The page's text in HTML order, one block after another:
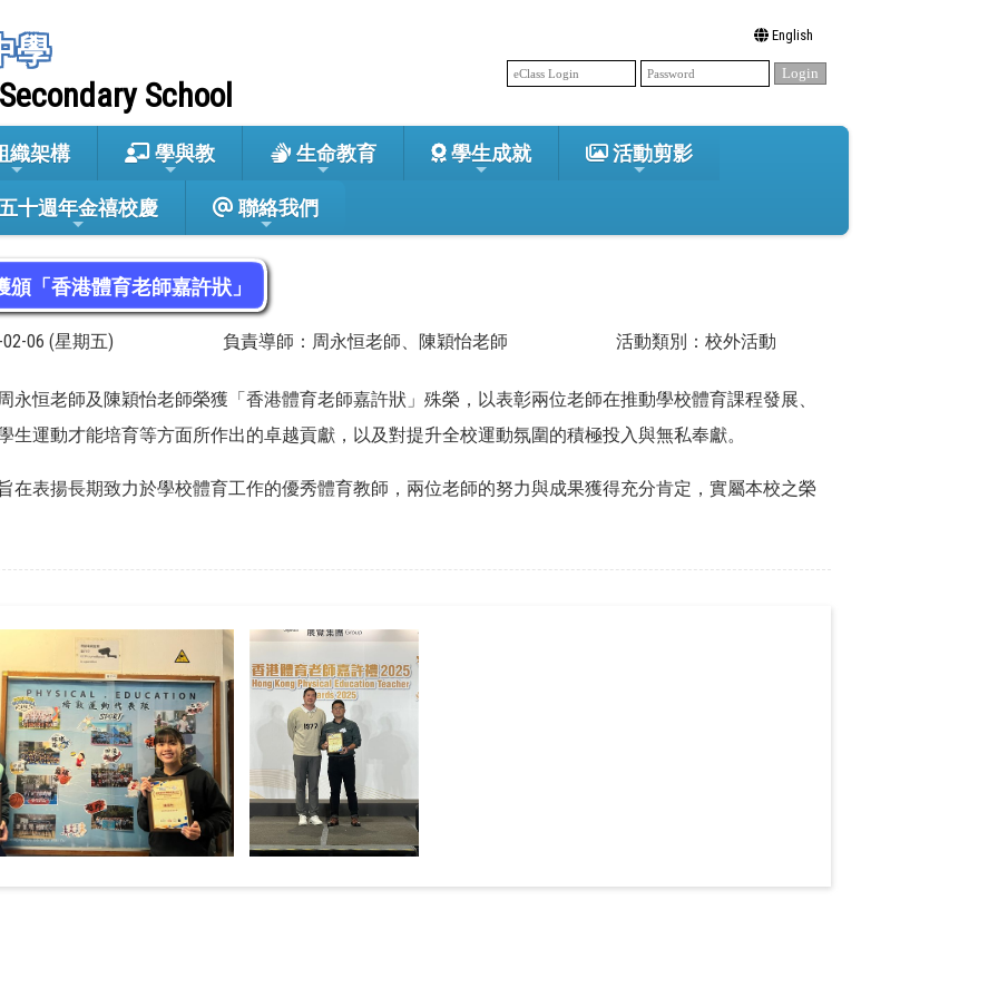
學
School
English
織架構 學與教 生命教育 學生成就 活動剪影
十週年金禧校慶 聯絡我們
頒「香港體育老師嘉許狀」
02-06 (星期五) 負責導師：周永恒老師、陳穎怡老師 活動類別：校外活動
永恒老師及陳穎怡老師榮獲「香港體育老師嘉許狀」殊榮，以表彰兩位老師在推動學校體育課程發展、
生運動才能培育等方面所作出的卓越貢獻，以及對提升全校運動氛圍的積極投入與無私奉獻。
在表揚長期致力於學校體育工作的優秀體育教師，兩位老師的努力與成果獲得充分肯定，實屬本校之榮